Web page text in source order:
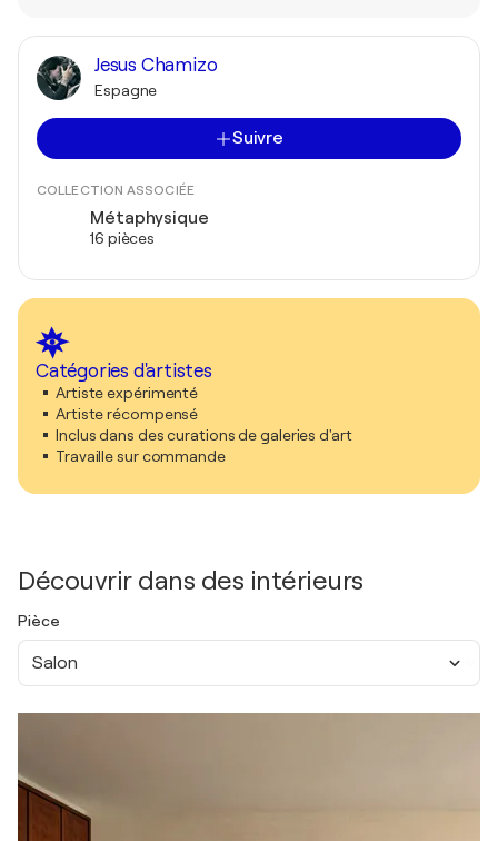
Jesus Chamizo
Espagne
Suivre
COLLECTION ASSOCIÉE
Métaphysique
16 pièces
Catégories d'artistes
Artiste expérimenté
Artiste récompensé
Inclus dans des curations de galeries d'art
Travaille sur commande
Découvrir dans des intérieurs
Pièce
Salon